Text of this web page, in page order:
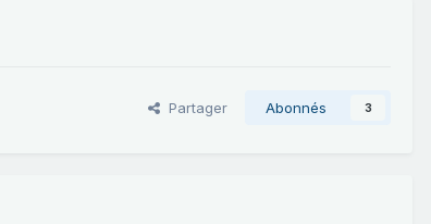
Partager Abonnés 3